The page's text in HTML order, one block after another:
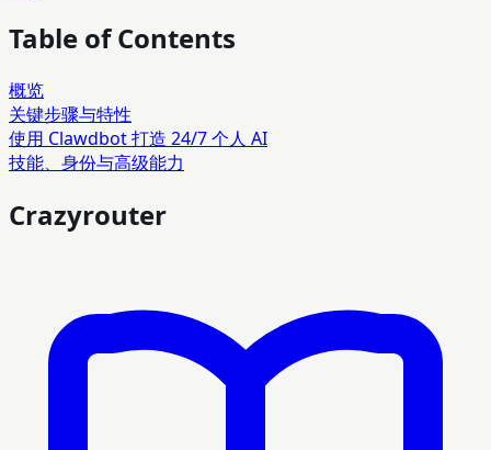
Table of Contents
概览
关键步骤与特性
使用 Clawdbot 打造 24/7 个人 AI
技能、身份与高级能力
Crazyrouter